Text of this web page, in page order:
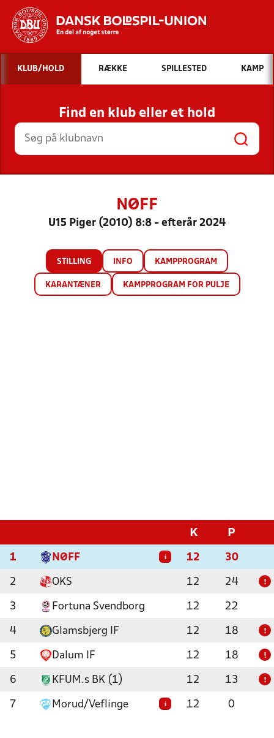
Hvad vil du søge efter?
INDHOLD OG NYHEDER
STILLINGER, RESULTATER, KLUBBER OG
HOLD
KLUB/HOLD RÆKKE SPILLESTED KAMP
Find en klub eller et hold
NØFF
U15 Piger (2010) 8:8 - efterår 2024
STILLING INFO KAMPPROGRAM
KARANTÆNER KAMPPROGRAM FOR PULJE
K P
1 NØFF i 12 30
2 OKS 12 24 !
3 Fortuna Svendborg 12 22
4 Glamsbjerg IF 12 18 !
5 Dalum IF 12 18 !
6 KFUM.s BK (1) 12 13 !
7 Morud/Veflinge i 12 0